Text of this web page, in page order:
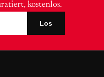
kostenlos.
Los